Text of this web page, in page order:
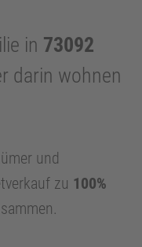
in 73092
darin wohnen
und
zu 100%